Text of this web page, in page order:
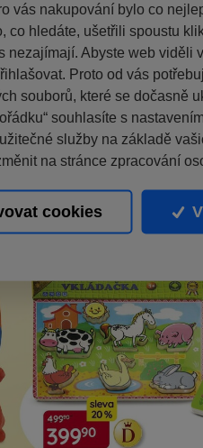
vás nakupování bylo co
co hledáte, ušetřili spoustu
nezajímají. Abyste web viděli
Proto od vás
souborů, které se dočasně
souhlasíte s
služby na základě
na stránce zpracování
cookies